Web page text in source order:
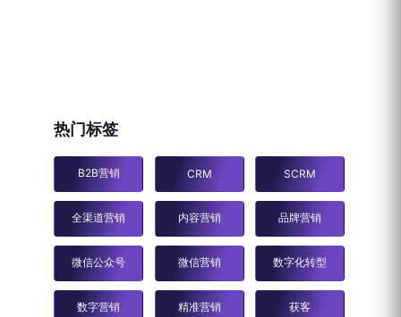
热门标签
B2B营销 CRM SCRM
全渠道营销 内容营销 品牌营销
微信公众号 微信营销 数字化转型
数字营销 精准营销 获客